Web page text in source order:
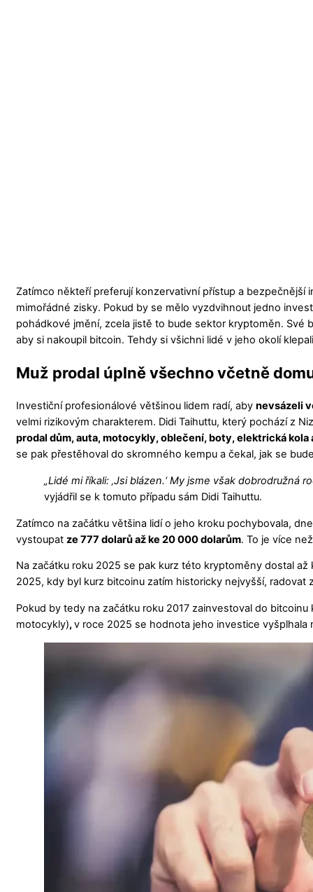
Zatímco někteří preferují konzervativní přístup a
mimořádné zisky. Pokud by se mělo vyzdvihnout jedno
pohádkové jmění, zcela jistě to bude sektor kryptoměn.
aby si nakoupil bitcoin. Tehdy si všichni lidé v jeho okolí
Muž prodal úplně všechno včetně
Investiční profesionálové většinou lidem radí, aby nevsázeli
velmi rizikovým charakterem. Didi Taihuttu, který pochází z
prodal dům, auta, motocykly, oblečení, boty, elektrická
se pak přestěhoval do skromného kempu a čekal, jak se
„Lidé mi říkali: ‚Jsi blázen.‘ My jsme však
vyjádřil se k tomuto případu sám Didi Taihuttu.
Zatímco na začátku většina lidí o jeho kroku pochybovala,
vystoupat ze 777 dolarů až ke 20 000 dolarům. To je více
Na začátku roku 2025 se pak kurz této kryptoměny dostal
2025, kdy byl kurz bitcoinu zatím historicky nejvyšší, radovat
Pokud by tedy na začátku roku 2017 zainvestoval do
motocykly),v roce 2025 se hodnota jeho investice vyšplhala